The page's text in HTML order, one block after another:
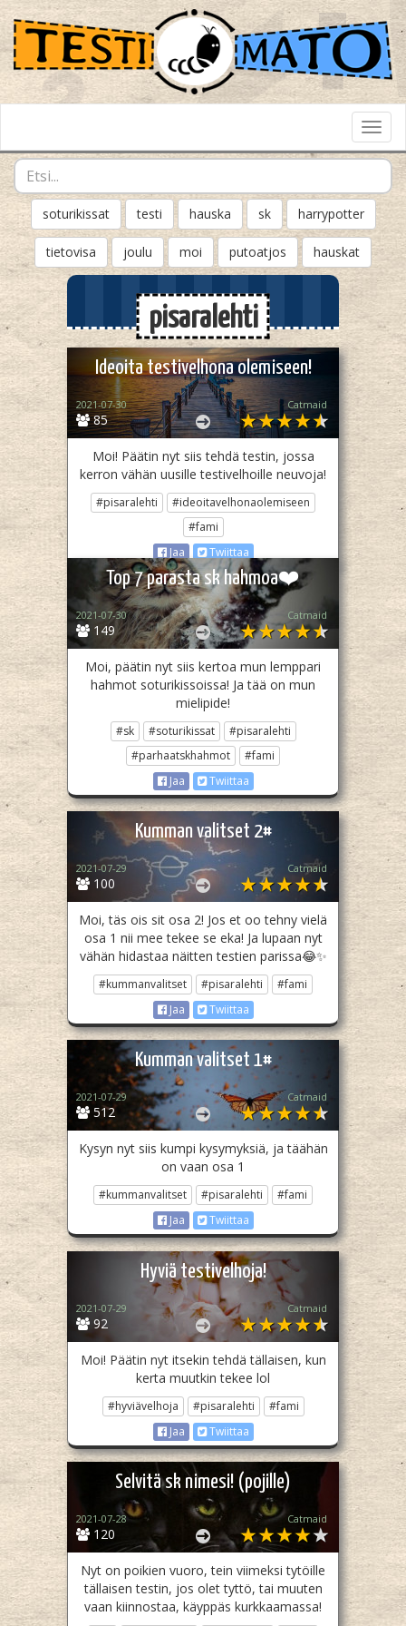
soturikissat testi hauska sk harrypotter
tietovisa joulu moi putoatjos hauskat
pisaralehti
Ideoita testivelhona olemiseen!
85
2021-07-30 Catmaid
Moi! Päätin nyt siis tehdä testin, jossa
kerron vähän uusille testivelhoille neuvoja!
#pisaralehti
#ideoitavelhonaolemiseen
#fami
Jaa
Twiittaa
Top 7 parasta sk hahmoa❤️
149
2021-07-30 Catmaid
Moi, päätin nyt siis kertoa mun lemppari
hahmot soturikissoissa! Ja tää on mun
mielipide!
#sk #soturikissat
#pisaralehti
#parhaatskhahmot
#fami
Jaa
Twiittaa
Kumman valitset 2#
100
2021-07-29 Catmaid
Moi, täs ois sit osa 2! Jos et oo tehny vielä
osa 1 nii mee tekee se eka! Ja lupaan nyt
vähän hidastaa näitten testien parissa😂✨
#kummanvalitset #pisaralehti
#fami
Jaa
Twiittaa
Kumman valitset 1#
512
2021-07-29 Catmaid
Kysyn nyt siis kumpi kysymyksiä, ja täähän
on vaan osa 1
#kummanvalitset #pisaralehti
#fami
Jaa
Twiittaa
Hyviä testivelhoja!
92
2021-07-29 Catmaid
Moi! Päätin nyt itsekin tehdä tällaisen, kun
kerta muutkin tekee lol
#hyviävelhoja #pisaralehti
#fami
Jaa
Twiittaa
Selvitä sk nimesi! (pojille)
120
2021-07-28 Catmaid
Nyt on poikien vuoro, tein viimeksi tytöille
tällaisen testin, jos olet tyttö, tai muuten
vaan kiinnostaa, käyppäs kurkkaamassa!